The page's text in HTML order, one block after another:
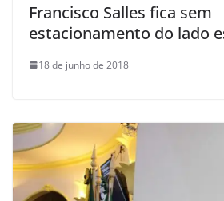
Francisco Salles fica sem
estacionamento do lado
18 de junho de 2018